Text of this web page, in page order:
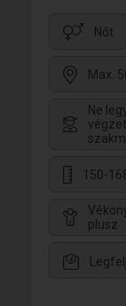
Nőt
Max.
Ne
150-
plusz